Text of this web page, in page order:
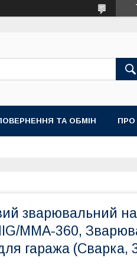
ТА ОБМІН ПРО
зварювальний
MMA-360,
гаража (Сварка,